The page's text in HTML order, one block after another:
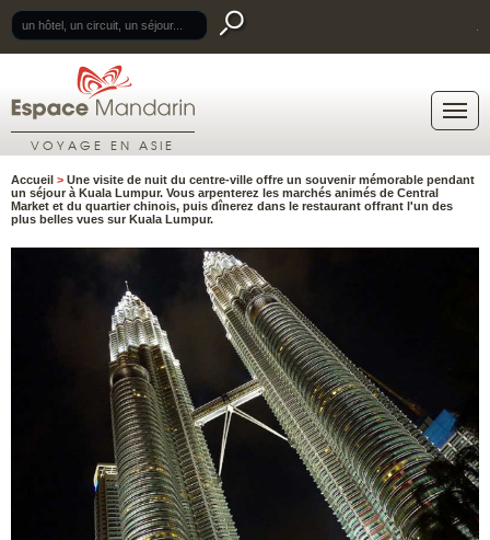
VOYAGE EN ASIE
Accueil > Une visite de nuit du centre-ville offre un souvenir mémorable pendant
un séjour à Kuala Lumpur. Vous arpenterez les marchés animés de Central
Market et du quartier chinois, puis dînerez dans le restaurant offrant l'un des
plus belles vues sur Kuala Lumpur.